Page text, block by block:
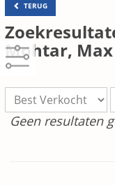
TERUG
Mohtar,
Geen resultaten